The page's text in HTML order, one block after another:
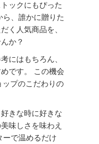
ックにもぴった
ら、誰かに贈りた
く人気商品を、
か？
にはもちろん、
です。 この機会
ップのこだわりの
きな時に好きな
味しさを味わえ
ーで温めるだけ